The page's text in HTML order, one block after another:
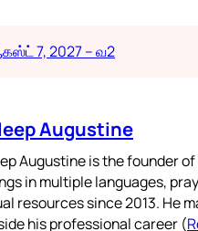
7, 2027 – வ2
Augustine
Augustine is the founder
in multiple languages,
resources since 2013. He
his professional career (